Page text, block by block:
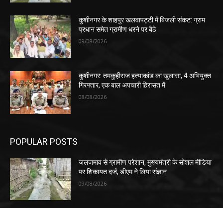
कुशीनगर के शाहपुर खलवापट्टी में बिजली संकट: ग्राम
प्रधान समेत ग्रामीण धरने पर बैठे
09/08/2026
कुशीनगर: तमकुहीराज हत्याकांड का खुलासा, 4 अभियुक्त
गिरफ्तार, एक बाल अपचारी हिरासत में
08/08/2026
POPULAR POSTS
जलजमाव से ग्रामीण परेशान, मुख्यमंत्री के सोशल मीडिया
पर शिकायत दर्ज, डीएम ने लिया संज्ञान
09/08/2026